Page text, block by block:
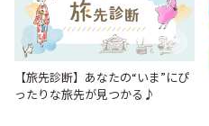
【旅先診断】あなたの“いま”にぴ
ったりな旅先が見つかる♪